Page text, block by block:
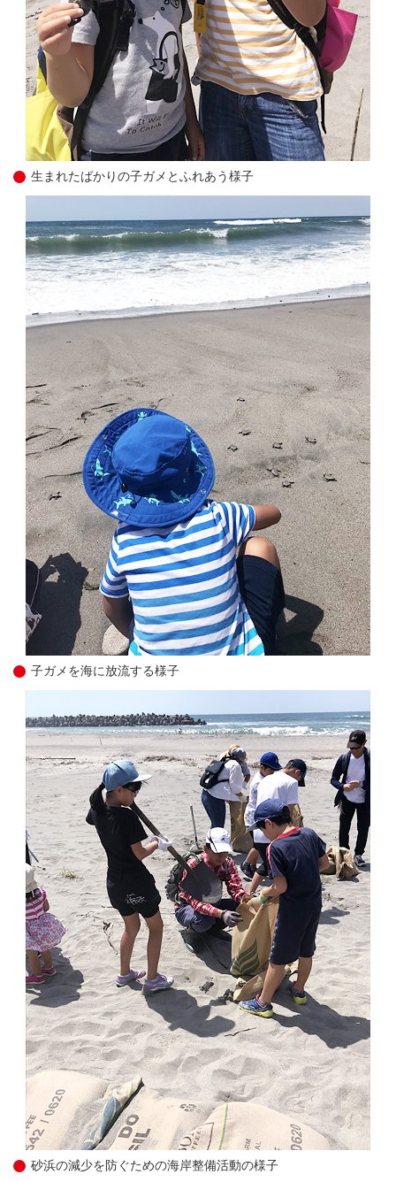
生まれたばかりの子ガメとふれあう様子
子ガメを海に放流する様子
砂浜の減少を防ぐための海岸整備活動の様子